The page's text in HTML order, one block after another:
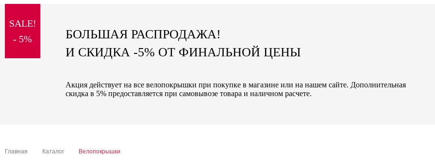
sale
special price
SALE!
- 5%
БОЛЬШАЯ РАСПРОДАЖА!
И СКИДКА -5% ОТ ФИНАЛЬНОЙ ЦЕНЫ
Акция действует на все велопокрышки при покупке в магазине или на нашем сайте. Дополнительная
скидка в 5% предоставляется при самовывозе товара и наличном расчете.
Главная Каталог Велопокрышки